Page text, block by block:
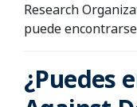
Research
puede encontrarse
¿Puedes